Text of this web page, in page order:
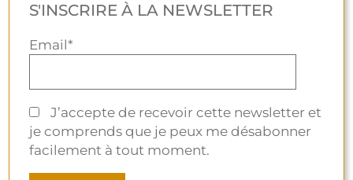
S'INSCRIRE À LA NEWSLETTER
Email*
J’accepte de recevoir cette newsletter et
je comprends que je peux me désabonner
facilement à tout moment.